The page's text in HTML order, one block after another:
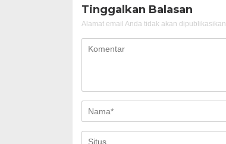
Tinggalkan Balasan
Alamat email Anda tidak akan dipublikasikan.